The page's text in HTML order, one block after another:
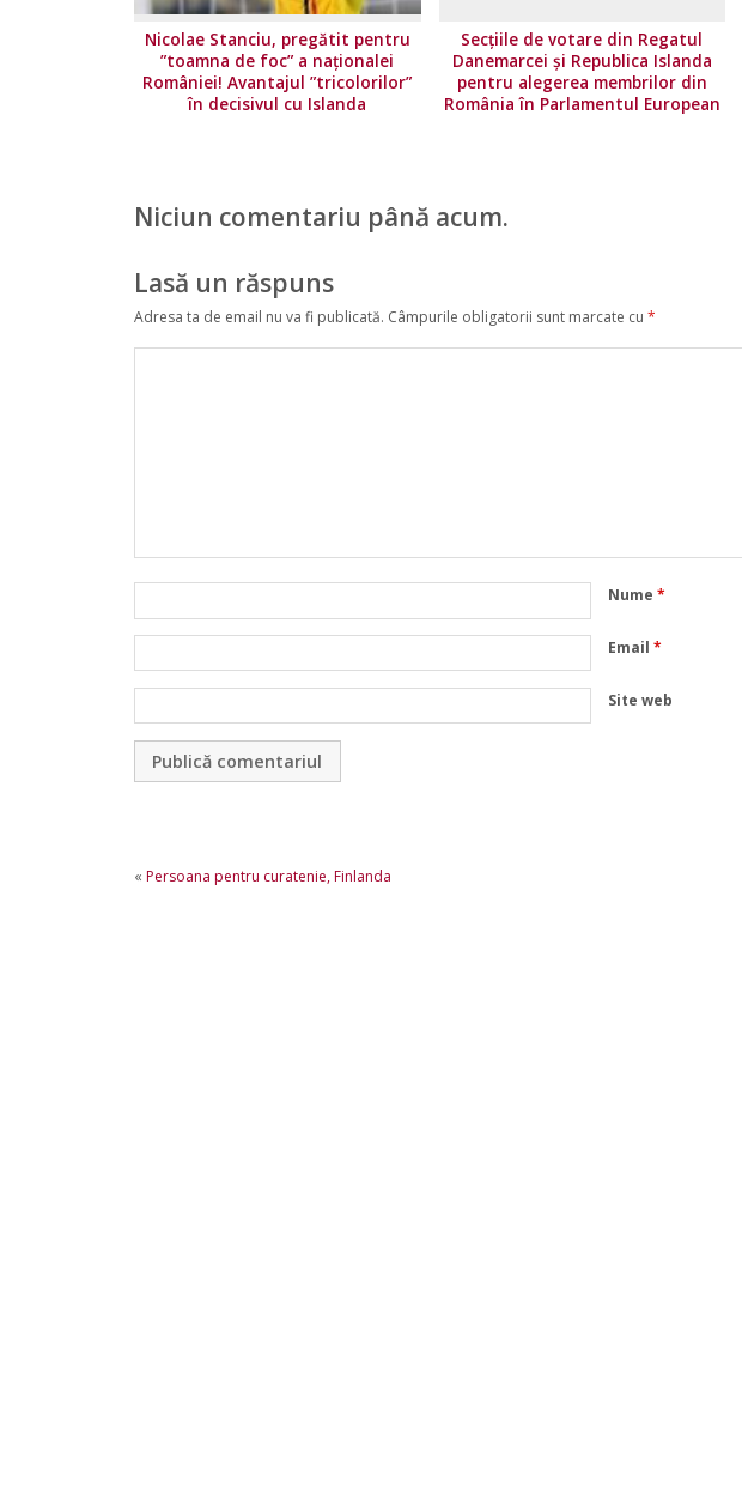
Nicolae Stanciu, pregătit pentru
”toamna de foc” a naționalei
României! Avantajul ”tricolorilor”
în decisivul cu Islanda
Secțiile de votare din Regatul
Danemarcei și Republica Islanda
pentru alegerea membrilor din
România în Parlamentul European
Niciun comentariu până acum.
Lasă un răspuns
Adresa ta de email nu va fi publicată. Câmpurile obligatorii sunt marcate cu *
Nume *
Email *
Site web
« Persoana pentru curatenie, Finlanda